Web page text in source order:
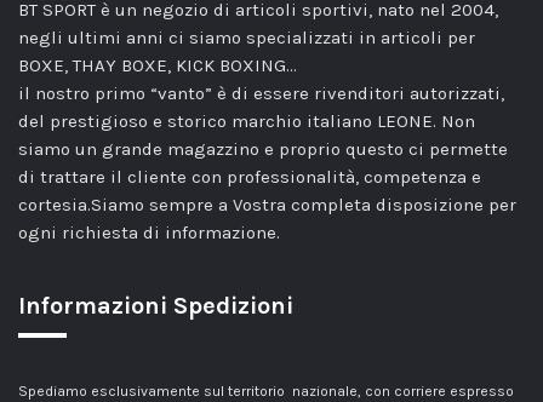
BT SPORT è un negozio di articoli sportivi, nato nel 2004,
negli ultimi anni ci siamo specializzati in articoli per
BOXE, THAY BOXE, KICK BOXING…
il nostro primo “vanto” è di essere rivenditori autorizzati,
del prestigioso e storico marchio italiano LEONE. Non
siamo un grande magazzino e proprio questo ci permette
di trattare il cliente con professionalità, competenza e
cortesia.Siamo sempre a Vostra completa disposizione per
ogni richiesta di informazione.
Informazioni Spedizioni
Spediamo esclusivamente sul territorio nazionale, con corriere espresso